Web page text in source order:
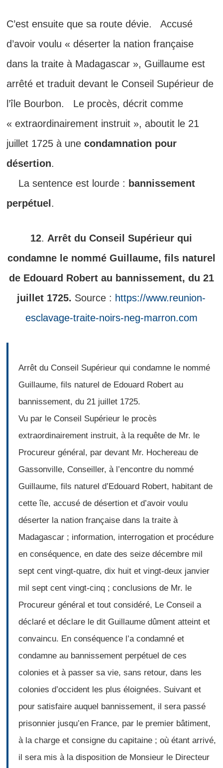
C’est ensuite que sa route dévie. Accusé
d’avoir voulu « déserter la nation française
dans la traite à Madagascar », Guillaume est
arrêté et traduit devant le Conseil Supérieur de
l’île Bourbon. Le procès, décrit comme
« extraordinairement instruit », aboutit le 21
juillet 1725 à une condamnation pour
désertion.
La sentence est lourde : bannissement
perpétuel .
12. Arrêt du Conseil Supérieur qui
condamne le nommé Guillaume, fils naturel
de Edouard Robert au bannissement, du 21
juillet 1725. Source : https://www.reunion-
esclavage-traite-noirs-neg-marron.com
Arrêt du Conseil Supérieur qui condamne le nommé
Guillaume, fils naturel de Edouard Robert au
bannissement, du 21 juillet 1725.
Vu par le Conseil Supérieur le procès
extraordinairement instruit, à la requête de Mr. le
Procureur général, par devant Mr. Hochereau de
Gassonville, Conseiller, à l’encontre du nommé
Guillaume, fils naturel d’Edouard Robert, habitant de
cette île, accusé de désertion et d’avoir voulu
déserter la nation française dans la traite à
Madagascar ; information, interrogation et procédure
en conséquence, en date des seize décembre mil
sept cent vingt-quatre, dix huit et vingt-deux janvier
mil sept cent vingt-cinq ; conclusions de Mr. le
Procureur général et tout considéré, Le Conseil a
déclaré et déclare le dit Guillaume dûment atteint et
convaincu. En conséquence l’a condamné et
condamne au bannissement perpétuel de ces
colonies et à passer sa vie, sans retour, dans les
colonies d’occident les plus éloignées. Suivant et
pour satisfaire auquel bannissement, il sera passé
prisonnier jusqu’en France, par le premier bâtiment,
à la charge et consigne du capitaine ; où étant arrivé,
il sera mis à la disposition de Monsieur le Directeur